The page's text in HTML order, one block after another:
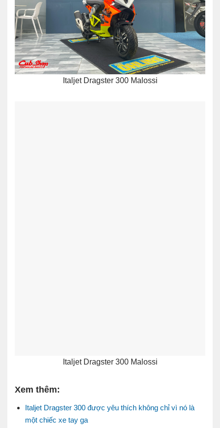
Italjet Dragster 300 Malossi
Italjet Dragster 300 Malossi
Xem thêm:
Italjet Dragster 300 được yêu thích không chỉ vì nó là
một chiếc xe tay ga